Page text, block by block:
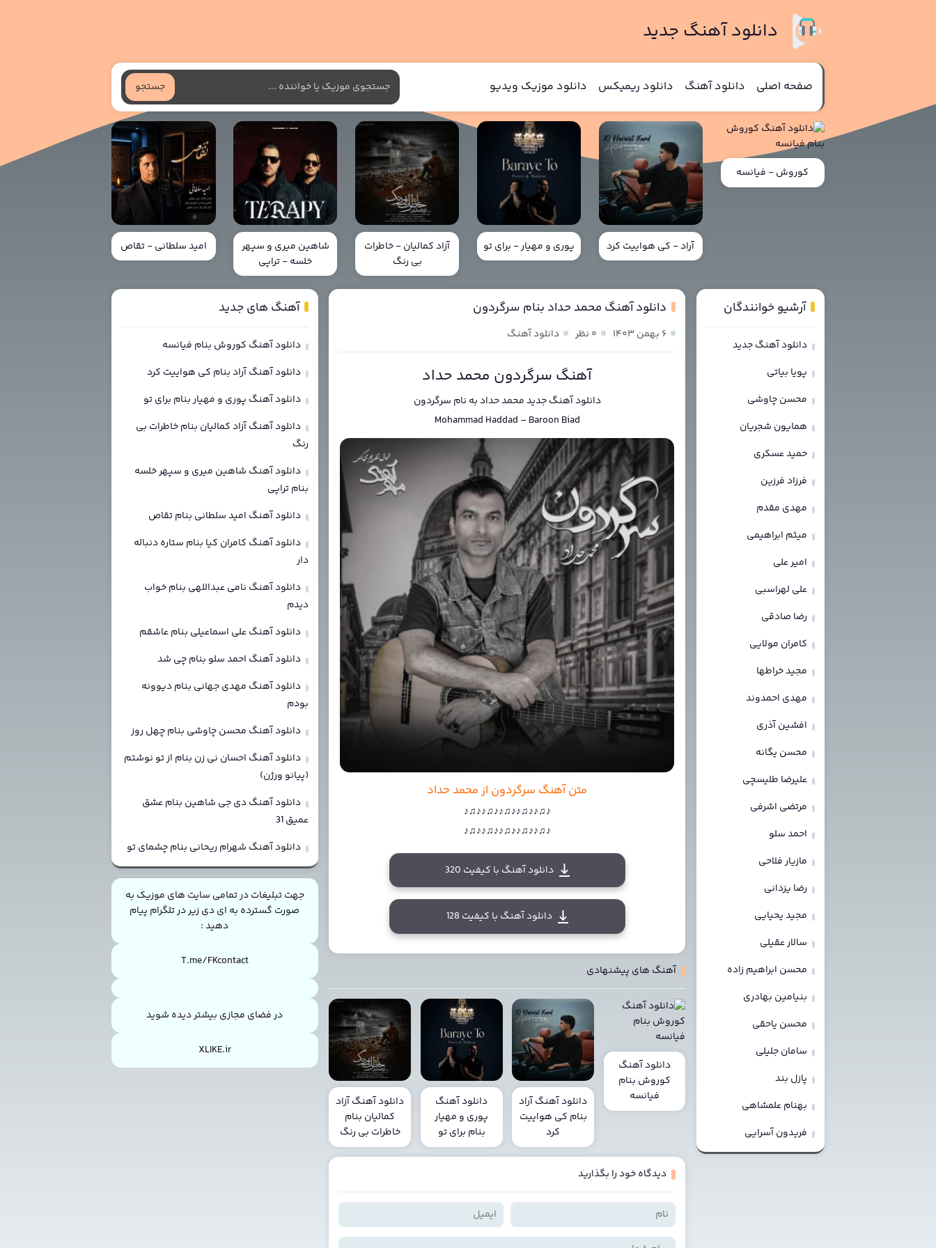
دانلود آهنگ جدید
صفحه اصلی دانلود آهنگ دانلود ریمیکس دانلود موزیک ویدیو جستجو
کوروش - فیانسه
آراد - کی هواییت کرد پوری و مهیار - برای تو
آزاد کمالیان - خاطرات
بی رنگ
شاهین میری و سپهر
خلسه - تراپی
امید سلطانی - تقاص
دانلود آهنگ محمد حداد بنام سرگردون
۶ بهمن ۱۴۰۳ ۰ نظر دانلود آهنگ
آهنگ سرگردون محمد حداد
دانلود آهنگ جدیدمحمد حدادبه نام سرگردون
Mohammad Haddad –Baroon Biad
متن آهنگ سرگردون از محمد حداد
♪♫♪♪♫♪♪♫♪♪♫♪♪♫♪
♪♫♪♪♫♪♪♫♪♪♫♪♪♫♪
دانلود آهنگ با کیفیت 320
دانلود آهنگ با کیفیت 128
آهنگ های پیشنهادی
دانلود آهنگ
کوروش بنام
فیانسه
دانلود آهنگ آراد
بنام کی هواییت
کرد
دانلود آهنگ
پوری و مهیار
بنام برای تو
دانلود آهنگ آزاد
کمالیان بنام
خاطرات بی رنگ
دیدگاه خود را بگذارید
آرشیو خوانندگان
دانلود آهنگ جدید
پویا بیاتی
محسن چاوشی
همایون شجریان
حمید عسکری
فرزاد فرزین
مهدی مقدم
میثم ابراهیمی
امیر علی
علی لهراسبی
رضا صادقی
کامران مولایی
مجید خراطها
مهدی احمدوند
افشین آذری
محسن یگانه
علیرضا طلیسچی
مرتضی اشرفی
احمد سلو
مازیار فلاحی
رضا یزدانی
مجید یحیایی
سالار عقیلی
محسن ابراهیم زاده
بنیامین بهادری
محسن یاحقی
سامان جلیلی
پازل بند
بهنام علمشاهی
فریدون آسرایی
آهنگ های جدید
دانلود آهنگ کوروش بنام فیانسه
دانلود آهنگ آراد بنام کی هواییت کرد
دانلود آهنگ پوری و مهیار بنام برای تو
دانلود آهنگ آزاد کمالیان بنام خاطرات بی
رنگ
دانلود آهنگ شاهین میری و سپهر خلسه
بنام تراپی
دانلود آهنگ امید سلطانی بنام تقاص
دانلود آهنگ کامران کیا بنام ستاره دنباله
دار
دانلود آهنگ نامی عبداللهی بنام خواب
دیدم
دانلود آهنگ علی اسماعیلی بنام عاشقم
دانلود آهنگ احمد سلو بنام چی شد
دانلود آهنگ مهدی جهانی بنام دیوونه
بودم
دانلود آهنگ محسن چاوشی بنام چهل روز
دانلود آهنگ احسان نی زن بنام از تو نوشتم
(پیانو ورژن)
دانلود آهنگ دی جی شاهین بنام عشق
عمیق 31
دانلود آهنگ شهرام ریحانی بنام چشمای تو
جهت تبلیغات در تمامی سایت های موزیک به
صورت گسترده به ای دی زیر در تلگرام پیام
دهید :
T.me/FKcontact
در فضای مجازی بیشتر دیده شوید
XLIKE.ir